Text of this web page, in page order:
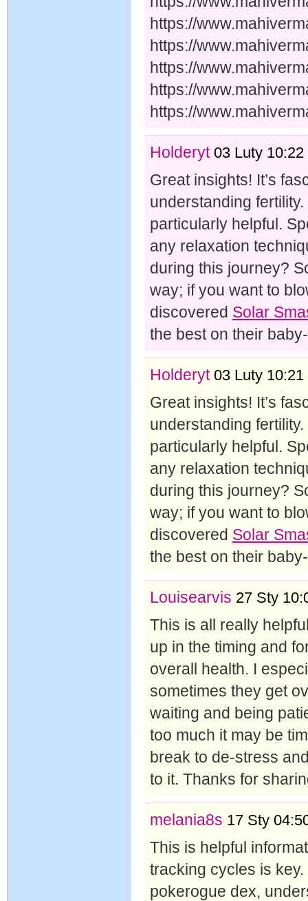
https://
https://
https://
https://
https://
Holderyt 03 Luty 10:22
Great insights! It’s
understanding
particularly helpful.
any relaxation
during this journey?
way; if you want to
discovered Solar
the best on their
Holderyt 03 Luty 10:21
Great insights! It’s
understanding
particularly helpful.
any relaxation
during this journey?
way; if you want to
discovered Solar
the best on their
Louisearvis 27 Sty
This is all really
up in the timing and
overall health. I
sometimes they get
waiting and being
too much it may be
break to de-stress
to it. Thanks for
melania8s 17 Sty
This is helpful
tracking cycles is
pokerogue dex,